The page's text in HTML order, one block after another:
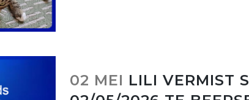
02 MEI LILI VERMIST